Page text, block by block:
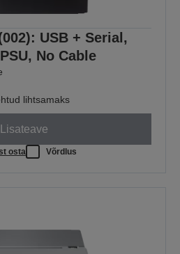
USB + Serial,
No Cable
lihtsamaks
Lisateave
osta Võrdlus